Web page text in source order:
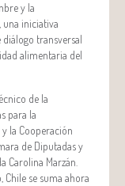
y la
una iniciativa
transversal
alimentaria del
de la
para la
la Cooperación
de Diputadas y
Carolina Marzán.
se suma ahora